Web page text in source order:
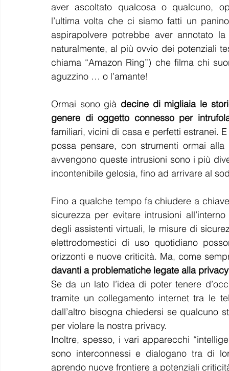
aver ascoltato qualcosa o qualcuno,
l’ultima volta che ci siamo fatti un
aspirapolvere potrebbe aver annotato
naturalmente, al più ovvio dei potenziali
chiama “Amazon Ring”) che filma chi
aguzzino … o l’amante!
Ormai sono già decine di migliaia le
genere di oggetto connesso per
familiari, vicini di casa e perfetti estranei.
possa pensare, con strumenti ormai
avvengono queste intrusioni sono i più
incontenibile gelosia, fino ad arrivare al
Fino a qualche tempo fa chiudere a
sicurezza per evitare intrusioni
degli assistenti virtuali, le misure di
elettrodomestici di uso quotidiano
orizzonti e nuove criticità. Ma, come
davanti a problematiche legate alla
Se da un lato l’idea di poter tenere
tramite un collegamento internet tra le
dall’altro bisogna chiedersi se qualcuno
per violare la nostra privacy.
Inoltre, spesso, i vari apparecchi
sono interconnessi e dialogano tra di
aprendo nuove frontiere a potenziali